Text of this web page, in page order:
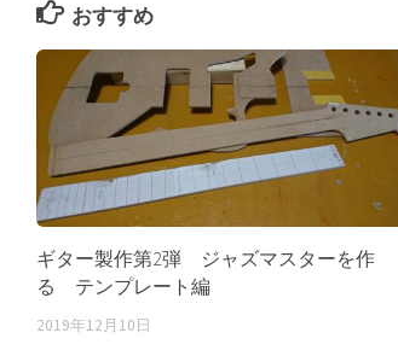
おすすめ
ギター製作第2弾 ジャズマスターを作
る テンプレート編
2019年12月10日